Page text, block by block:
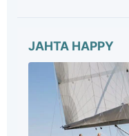
JAHTA HAPPY